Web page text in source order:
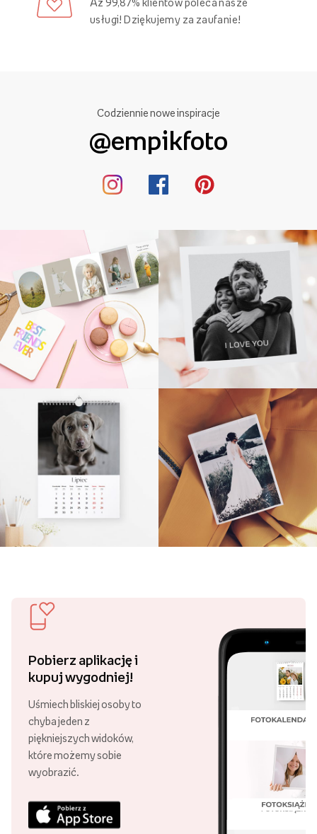
Aż 99,87% klientów poleca nasze
usługi! Dziękujemy za zaufanie!
Codziennie nowe inspiracje
@empikfoto
Pobierz aplikację i
kupuj wygodniej!
Uśmiech bliskiej osoby to
chyba jeden z
piękniejszych widoków,
które możemy sobie
wyobrazić.